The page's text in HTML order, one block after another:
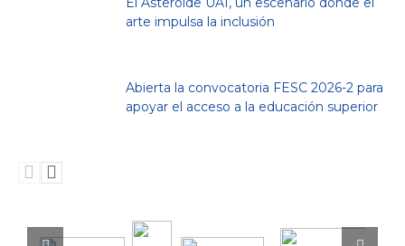
arte impulsa la inclusión
Abierta la convocatoria FESC 2026-2 para
apoyar el acceso a la educación superior